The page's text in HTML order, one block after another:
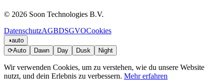
© 2026 Soon Technologies B.V.
DatenschutzAGBDSGVOCookies
◑auto
⟳Auto Dawn Day Dusk Night
Wir verwenden Cookies, um zu verstehen, wie du unsere Website
nutzt, und dein Erlebnis zu verbessern. Mehr erfahren